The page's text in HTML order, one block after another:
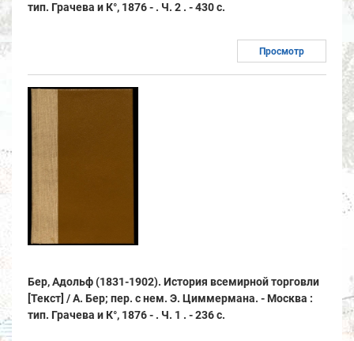
тип. Грачева и К°, 1876 - . Ч. 2 . - 430 с.
Просмотр
Бер, Адольф (1831-1902). История всемирной торговли
[Текст] / А. Бер; пер. с нем. Э. Циммермана. - Москва :
тип. Грачева и К°, 1876 - . Ч. 1 . - 236 с.